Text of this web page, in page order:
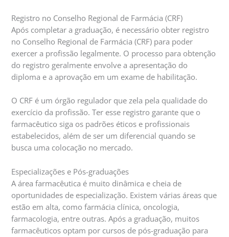
Registro no Conselho Regional de Farmácia (CRF)
Após completar a graduação, é necessário obter registro
no Conselho Regional de Farmácia (CRF) para poder
exercer a profissão legalmente. O processo para obtenção
do registro geralmente envolve a apresentação do
diploma e a aprovação em um exame de habilitação.
O CRF é um órgão regulador que zela pela qualidade do
exercício da profissão. Ter esse registro garante que o
farmacêutico siga os padrões éticos e profissionais
estabelecidos, além de ser um diferencial quando se
busca uma colocação no mercado.
Especializações e Pós-graduações
A área farmacêutica é muito dinâmica e cheia de
oportunidades de especialização. Existem várias áreas que
estão em alta, como farmácia clínica, oncologia,
farmacologia, entre outras. Após a graduação, muitos
farmacêuticos optam por cursos de pós-graduação para